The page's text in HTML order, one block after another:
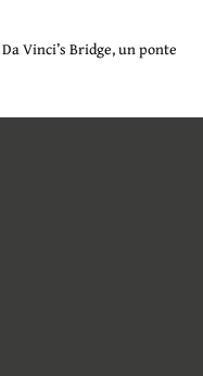
Vinci’s Bridge, un ponte